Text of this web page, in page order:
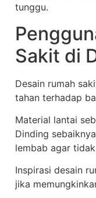
tunggu.
Sakit di
Desain rumah
tahan terhadap
Material lantai
Dinding
lembab agar
Inspirasi desain
jika